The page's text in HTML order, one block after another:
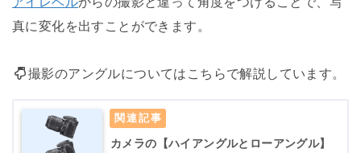
真に変化を出すことができます。
撮影のアングルについてはこちらで解説しています。
カメラの【ハイアングルとローアングル】